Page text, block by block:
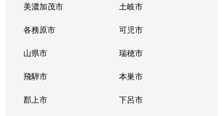
美濃加茂市 土岐市
各務原市 可児市
山県市 瑞穂市
飛騨市 本巣市
郡上市 下呂市